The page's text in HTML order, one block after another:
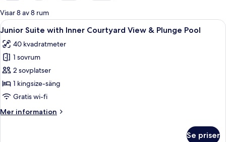
för
rum
Visar 8 av 8 rum
Öppna
alla
foton
för
Junior
Suite
with
Courtyard
Ett modernt hotellrum med en stor
14
Junior Suite with Inner Courtyard View & Plunge Pool
40 kvadratmeter
1 sovrum
2 sovplatser
1 kingsize-säng
Gratis wi-fi
Mer information
Mer
Se priser